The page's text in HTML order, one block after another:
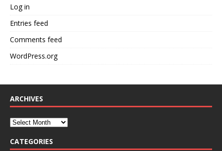
Log in
Entries feed
Comments feed
WordPress.org
ARCHIVES
CATEGORIES